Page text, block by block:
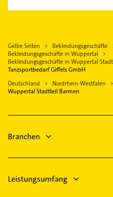
Velbert
Ennepetal
Radevormwald
Wermelskirchen
Bauunternehmen
Lüftungsanlagen
Heizungsbauer
Heizungsfirmen
Dachdecker
Krankengymnastik
Fensterbauer
Fenster
Schreiner
Lüftungsanlagen
Heizungsbauer
Gelbe Seiten
Bekleidungsgeschäfte
Bekleidungsgeschäfte in Wuppertal
Bekleidungsgeschäfte in Wuppertal
Tanzsportbedarf Giffels GmbH
Deutschland
Nordrhein-Westfalen
Wuppertal Stadtteil Barmen
Branchen
Leistungsumfang